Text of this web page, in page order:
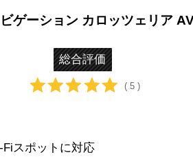
ゲーション カロッツェリア
総合評価
( 5 )
スポットに対応